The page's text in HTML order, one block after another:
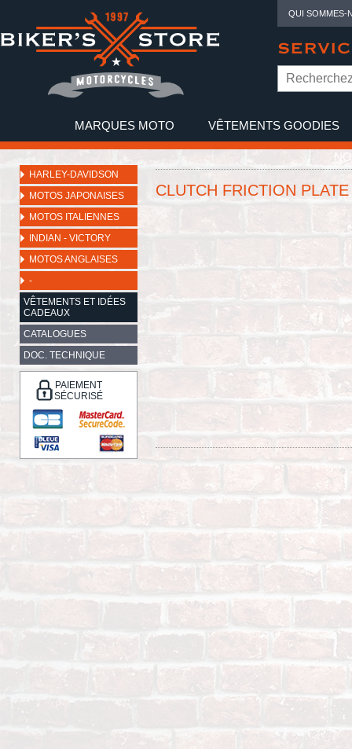
QUI SOMMES-
MARQUES MOTO VÊTEMENTS GOODIES
HARLEY-DAVIDSON
MOTOS JAPONAISES
MOTOS ITALIENNES
INDIAN - VICTORY
MOTOS ANGLAISES
-
VÊTEMENTS ET IDÉES
CADEAUX
CATALOGUES
DOC. TECHNIQUE
PAIEMENT
SÉCURISÉ
CLUTCH FRICTION